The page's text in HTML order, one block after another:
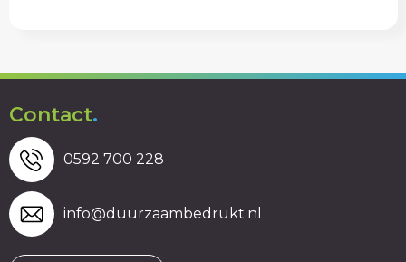
Contact.
0592 700 228
info@duurzaambedrukt.nl